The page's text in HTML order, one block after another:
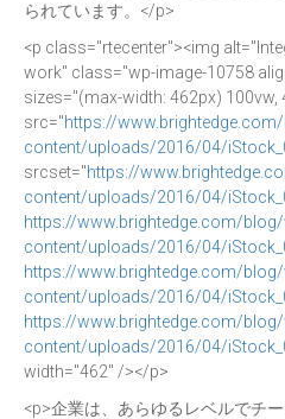
られています。</p>
<p class="rtecenter"><img
work" class="wp-image-10758
sizes="(max-width: 462px) 100vw,
src="https://
content/uploads/2016/04/
srcset="https://
content/uploads/2016/04/
https://www.brightedge.com/
content/uploads/2016/04/
https://www.brightedge.com/
content/uploads/2016/04/
https://www.brightedge.com/
content/uploads/2016/04/
width="462" /></p>
<p>企業は、あらゆるレベルでチ